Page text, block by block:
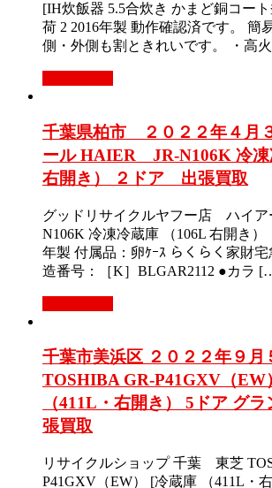
[IH炊飯器 5.5合炊き かまど銅コー
荷 2 2016年製 動作確認済です。 簡
側・外側も割ときれいです。 ・高
千葉県柏市 ２０２２年４月
ール HAIER JR-N106K 冷凍
右開き） ２ドア 出張買取
グッドリサイクルヤフー店 ハイ
N106K 冷凍冷蔵庫 （106L 右開き
年製 付属品：卵ｹｰｽ らくらく家財
造番号：［K］BLGAR2112 ●カラ
千葉市美浜区 ２０２２年９
TOSHIBA GR-P41GXV（EW
（411L・右開き） 5ドア グ
張買取
リサイクルショップ 千葉 東芝
P41GXV（EW） [冷蔵庫 （411L・